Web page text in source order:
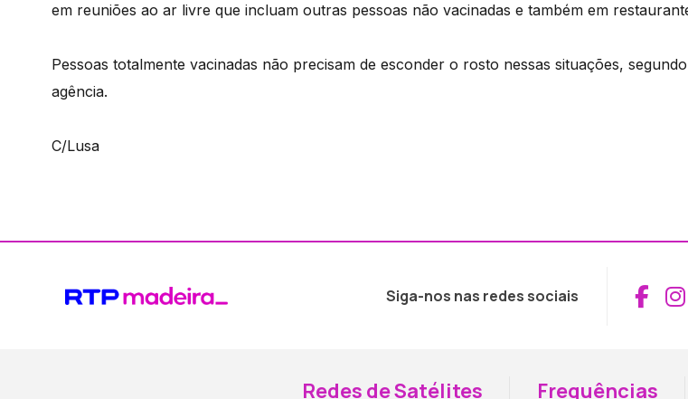
em reuniões ao ar livre que incluam outras pessoas não vacinadas e também em
Pessoas totalmente vacinadas não precisam de esconder o rosto nessas situações,
agência.
C/Lusa
Siga-nos nas redes sociais
Redes de Satélites Frequências